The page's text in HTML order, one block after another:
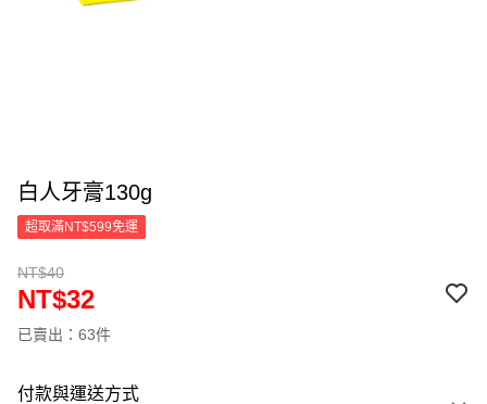
白人牙膏130g
超取滿NT$599免運
NT$40
NT$32
已賣出：63件
付款與運送方式